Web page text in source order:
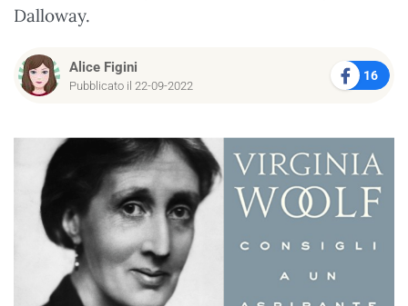
Dalloway.
Alice Figini
Pubblicato il 22-09-2022
16